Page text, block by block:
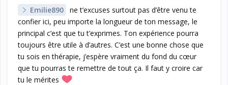
Emilie890
ne t’excuses surtout pas d’être venu te
confier ici, peu importe la longueur de ton message, le
principal c’est que tu t’exprimes. Ton expérience pourra
toujours être utile à d’autres. C’est une bonne chose que
tu sois en thérapie, j’espère vraiment du fond du cœur
que tu pourras te remettre de tout ça. Il faut y croire car
tu le mérites